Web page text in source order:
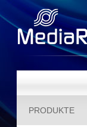
PRODUKTE